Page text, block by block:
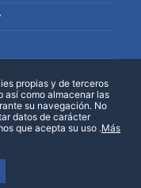
propias y de terceros
así como almacenar las
su navegación. No
datos de carácter
que acepta su uso .Más